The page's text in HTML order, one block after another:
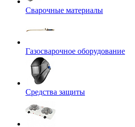
Сварочные материалы
Газосварочное оборудование
Средства защиты